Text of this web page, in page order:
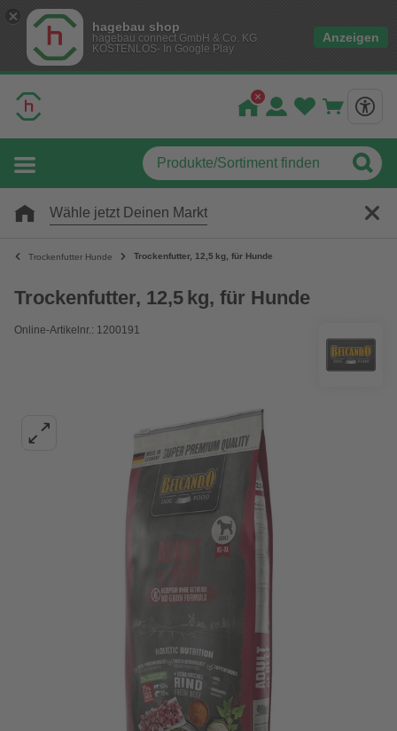
hagebau shop
hagebau connect GmbH & Co. KG
KOSTENLOS- In Google Play
Anzeigen
Wähle jetzt Deinen Markt
Trockenfutter Hunde Trockenfutter, 12,5 kg, für Hunde
Trockenfutter, 12,5 kg, für Hunde
Online-Artikelnr.: 1200191